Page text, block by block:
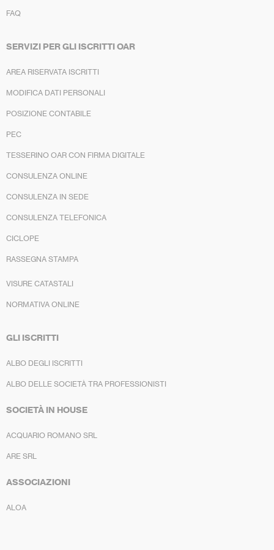
FAQ
SERVIZI PER GLI ISCRITTI OAR
AREA RISERVATA ISCRITTI
MODIFICA DATI PERSONALI
POSIZIONE CONTABILE
PEC
TESSERINO OAR CON FIRMA DIGITALE
CONSULENZA ONLINE
CONSULENZA IN SEDE
CONSULENZA TELEFONICA
CICLOPE
RASSEGNA STAMPA
VISURE CATASTALI
NORMATIVA ONLINE
GLI ISCRITTI
ALBO DEGLI ISCRITTI
ALBO DELLE SOCIETÀ TRA PROFESSIONISTI
SOCIETÀ IN HOUSE
ACQUARIO ROMANO SRL
ARE SRL
ASSOCIAZIONI
ALOA